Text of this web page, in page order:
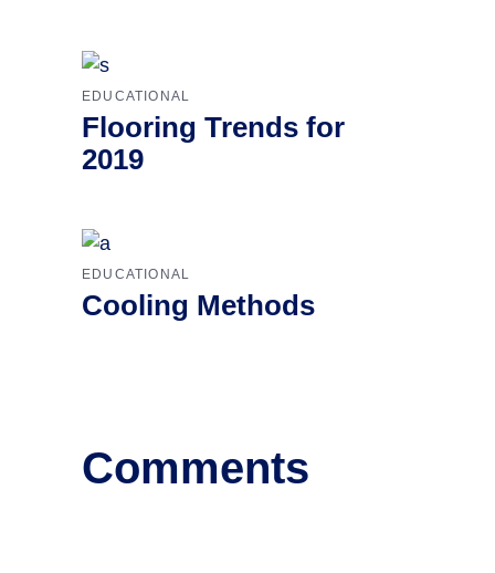
EDUCATIONAL
Flooring Trends for
2019
EDUCATIONAL
Cooling Methods
Comments